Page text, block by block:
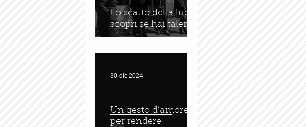
Lo scatto della luce :
scopri se hai talento
Un gesto d’amore
per rendere
30 dic 2024